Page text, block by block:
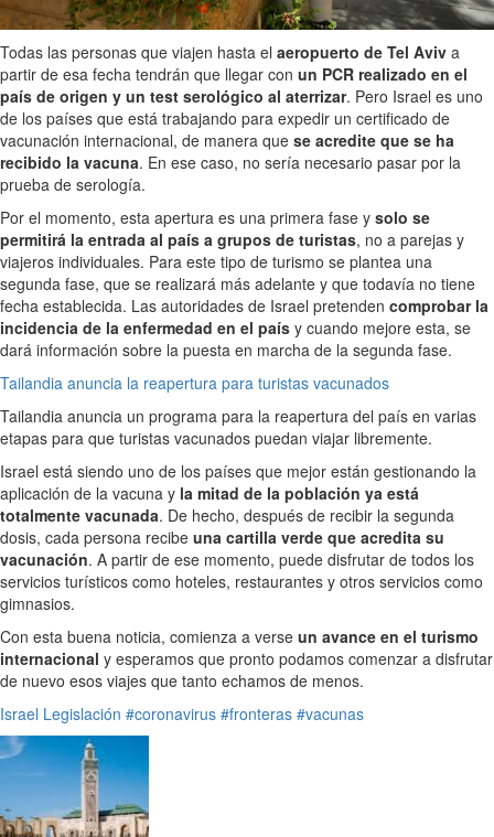
Todas las personas que viajen hasta el aeropuerto de Tel Aviv a
partir de esa fecha tendrán que llegar con un PCR realizado en el
país de origen y un test serológico al aterrizar. Pero Israel es uno
de los países que está trabajando para expedir un certificado de
vacunación internacional, de manera que se acredite que se ha
recibido la vacuna. En ese caso, no sería necesario pasar por la
prueba de serología.
Por el momento, esta apertura es una primera fase y solo se
permitirá la entrada al país a grupos de turistas, no a parejas y
viajeros individuales. Para este tipo de turismo se plantea una
segunda fase, que se realizará más adelante y que todavía no tiene
fecha establecida. Las autoridades de Israel pretenden comprobar la
incidencia de la enfermedad en el país y cuando mejore esta, se
dará información sobre la puesta en marcha de la segunda fase.
Tailandia anuncia la reapertura para turistas vacunados
Tailandia anuncia un programa para la reapertura del país en varias
etapas para que turistas vacunados puedan viajar libremente.
Israel está siendo uno de los países que mejor están gestionando la
aplicación de la vacuna y la mitad de la población ya está
totalmente vacunada. De hecho, después de recibir la segunda
dosis, cada persona recibe una cartilla verde que acredita su
vacunación. A partir de ese momento, puede disfrutar de todos los
servicios turísticos como hoteles, restaurantes y otros servicios como
gimnasios.
Con esta buena noticia, comienza a verse un avance en el turismo
internacional y esperamos que pronto podamos comenzar a disfrutar
de nuevo esos viajes que tanto echamos de menos.
Israel Legislación #coronavirus #fronteras #vacunas